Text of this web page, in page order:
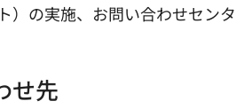
）の実施、お問い合わせセン
せ先